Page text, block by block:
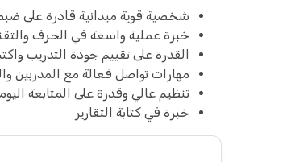
شخصية قوية ميدانية قادرة على
خبرة عملية واسعة في الحرف
القدرة على تقييم جودة التدريب
مهارات تواصل فعالة مع المدربين
تنظيم عالي وقدرة على المتابعة
خبرة في كتابة التقارير